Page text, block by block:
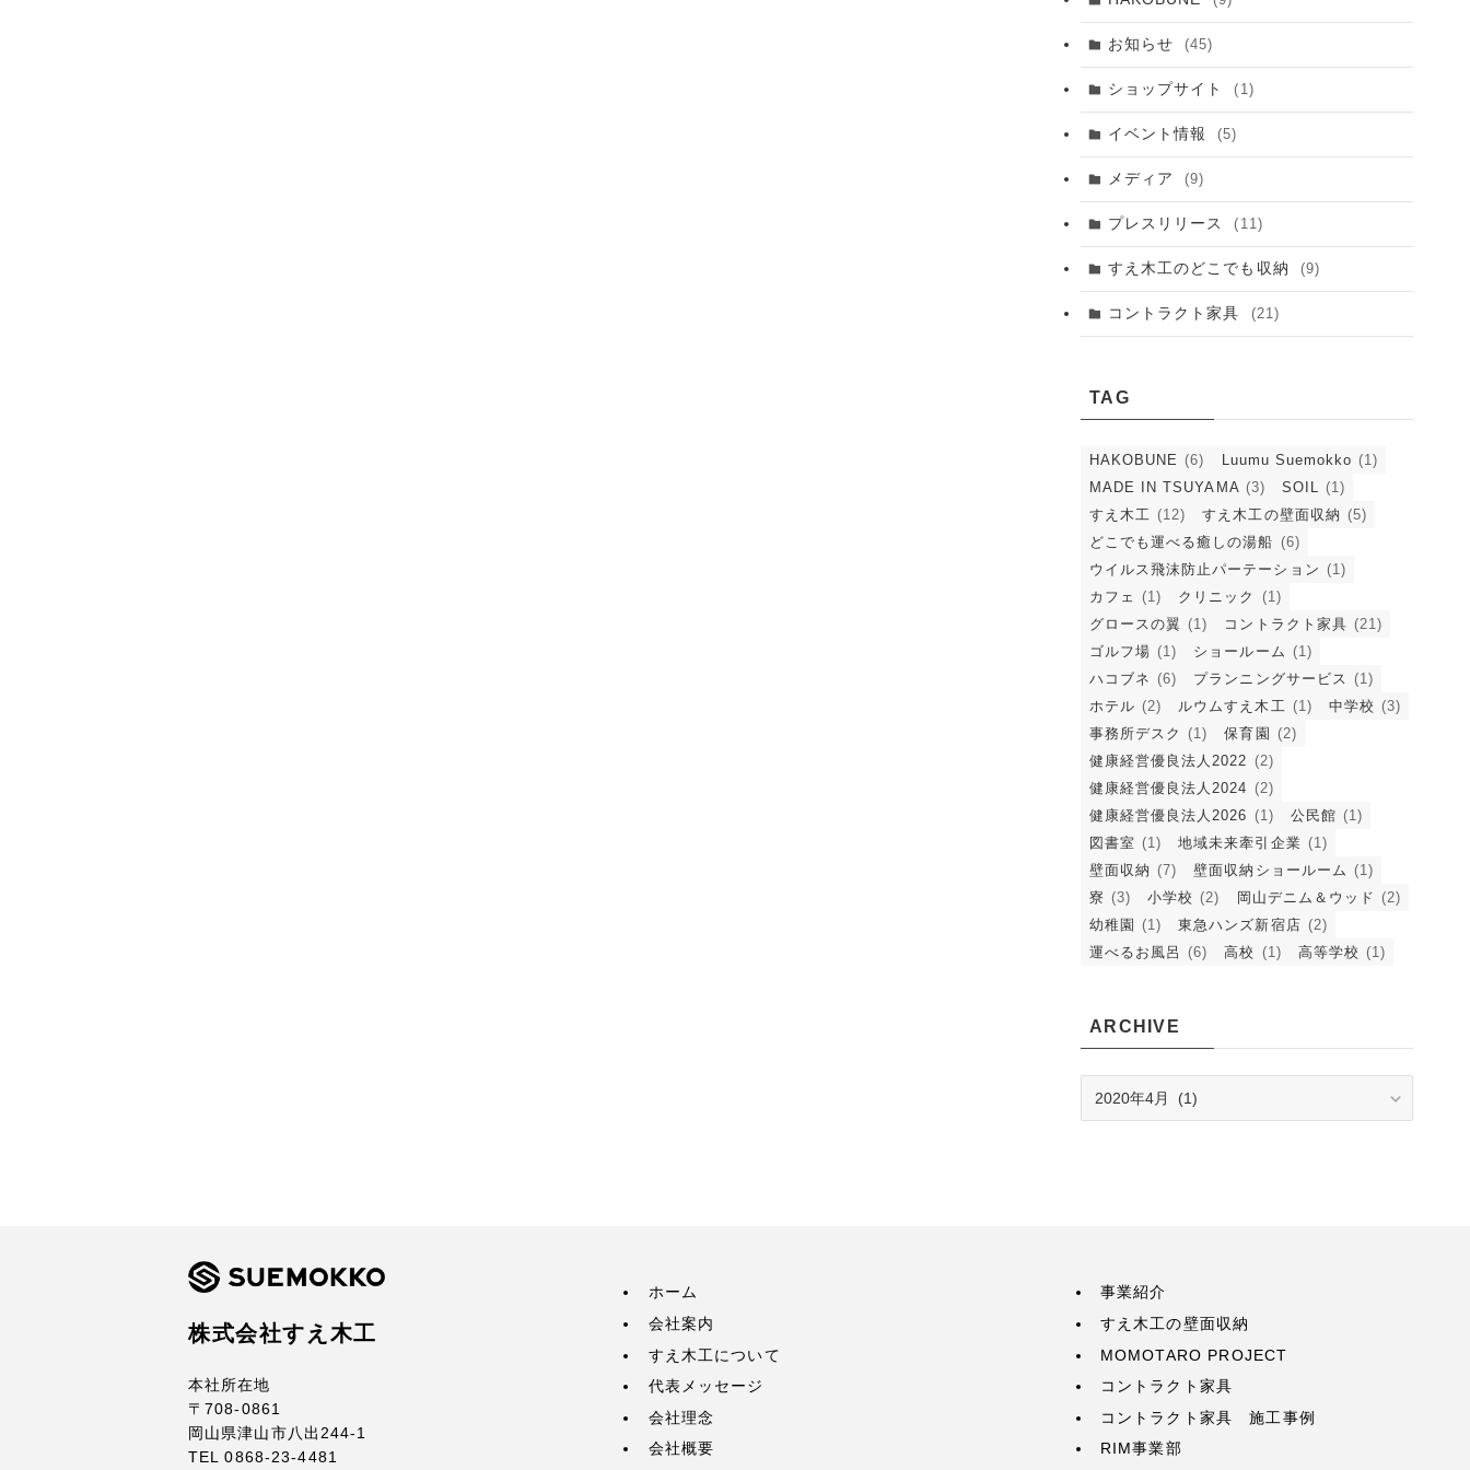
お知らせ (45)
ショップサイト (1)
イベント情報 (5)
メディア (9)
プレスリリース (11)
すえ木工のどこでも収納 (9)
コントラクト家具 (21)
TAG
HAKOBUNE (6) Luumu Suemokko (1)
MADE IN TSUYAMA (3) SOIL
(1)
すえ木工 (12) すえ木工の壁面収納 (5)
どこでも運べる癒しの湯船 (6)
ウイルス飛沫防止パーテーション (1)
カフェ (1) クリニック
(1)
グロースの翼 (1) コントラクト家具 (21)
ゴルフ場 (1) ショールーム (1)
ハコブネ (6) プランニングサービス (1)
ホテル (2) ルウムすえ木工 (1) 中学校 (3)
事務所デスク (1) 保育園 (2)
健康経営優良法人2022 (2)
健康経営優良法人2024 (2)
健康経営優良法人2026 (1) 公民館 (1)
図書室 (1) 地域未来牽引企業 (1)
壁面収納 (7) 壁面収納ショールーム (1)
寮 (3) 小学校 (2) 岡山デニム＆ウッド (2)
幼稚園 (1) 東急ハンズ新宿店 (2)
運べるお風呂 (6) 高校 (1) 高等学校 (1)
ARCHIVE
株式会社すえ木工
本社所在地
〒708-0861
岡山県津山市八出244-1
TEL 0868-23-4481
ホーム
会社案内
すえ木工について
代表メッセージ
会社理念
会社概要
事業紹介
すえ木工の壁面収納
MOMOTARO PROJECT
コントラクト家具
コントラクト家具 施工事例
RIM事業部